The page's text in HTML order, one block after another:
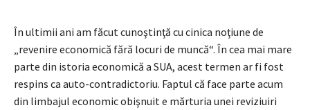
În ultimii ani am făcut cunoştinţă cu cinica noţiune de
„revenire economică fără locuri de muncă“. În cea mai mare
parte din istoria economică a SUA, acest termen ar fi fost
respins ca auto-contradictoriu. Faptul că face parte acum
din limbajul economic obişnuit e mărturia unei reviziuiri